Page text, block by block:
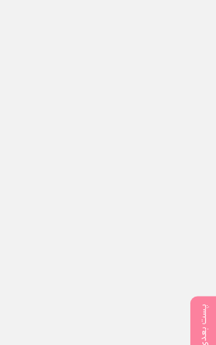
پست بعدی